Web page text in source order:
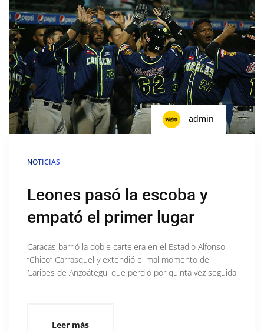
admin
NOTICIAS
Leones pasó la escoba y
empató el primer lugar
Caracas barrió la doble cartelera en el Estadio Alfonso
“Chico” Carrasquel y extendió el mal momento de
Caribes de Anzoátegui que perdió por quinta vez seguida
Leer más